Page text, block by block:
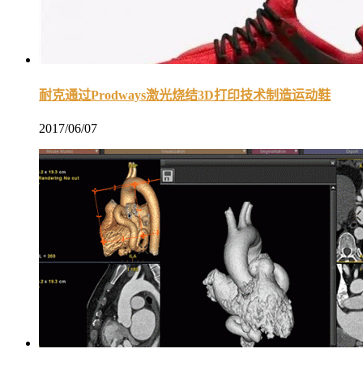
耐克通过Prodways激光烧结3D打印技术制造运动鞋
2017/06/07